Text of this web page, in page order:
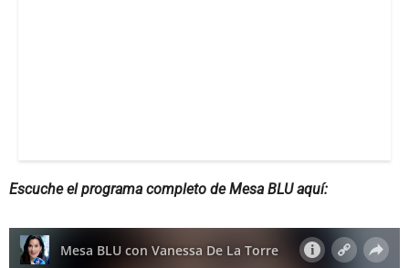
Escuche el programa completo de Mesa BLU aquí: